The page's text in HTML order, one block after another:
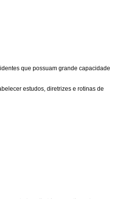
que possuam grande capacidade
estudos, diretrizes e rotinas de